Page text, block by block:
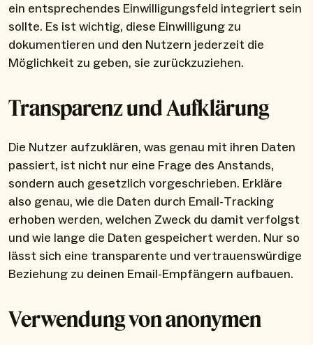
ein entsprechendes Einwilligungsfeld integriert sein
sollte. Es ist wichtig, diese Einwilligung zu
dokumentieren und den Nutzern jederzeit die
Möglichkeit zu geben, sie zurückzuziehen.
Transparenz und Aufklärung
Die Nutzer aufzuklären, was genau mit ihren Daten
passiert, ist nicht nur eine Frage des Anstands,
sondern auch gesetzlich vorgeschrieben. Erkläre
also genau, wie die Daten durch Email-Tracking
erhoben werden, welchen Zweck du damit verfolgst
und wie lange die Daten gespeichert werden. Nur so
lässt sich eine transparente und vertrauenswürdige
Beziehung zu deinen Email-Empfängern aufbauen.
Verwendung von anonymen